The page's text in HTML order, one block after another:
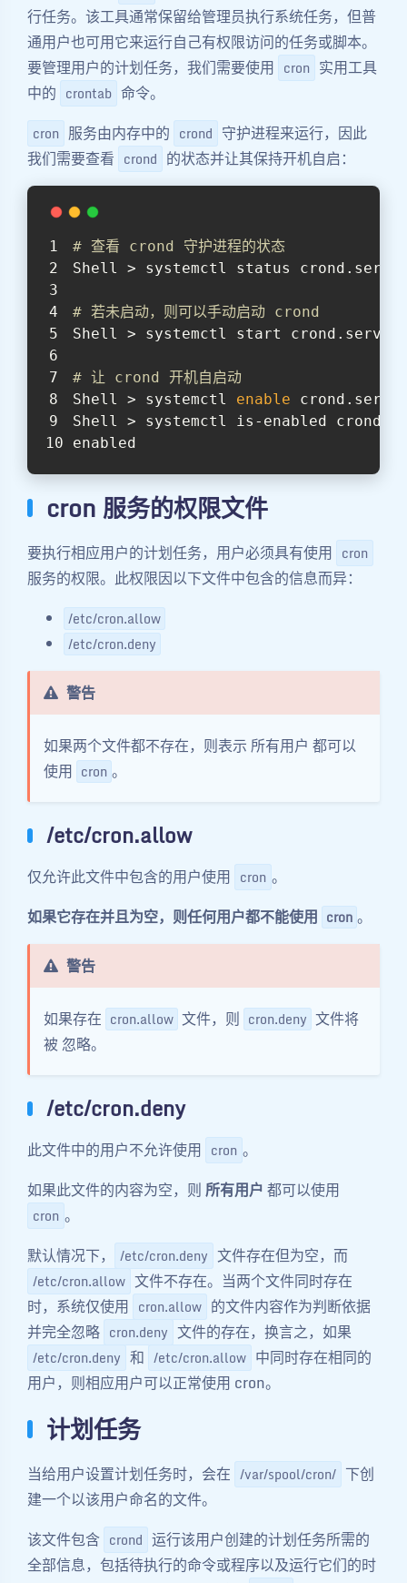
行任务。该工具通常保留给管理员执行系统任务，但普
通用户也可用它来运行自己有权限访问的任务或脚本。
要管理用户的计划任务，我们需要使用 cron 实用工具
中的 crontab 命令。
cron 服务由内存中的 crond 守护进程来运行，因此
我们需要查看 crond 的状态并让其保持开机自启：
# 查看 crond 守护进程的状态
Shell > systemctl status
# 若未启动，则可以手动启动 crond
Shell > systemctl start
# 让 crond 开机自启动
Shell > systemctl enable
Shell > systemctl is-enabled
enabled
cron 服务的权限文件
要执行相应用户的计划任务，用户必须具有使用 cron
服务的权限。此权限因以下文件中包含的信息而异：
/etc/cron.allow
/etc/cron.deny
警告
如果两个文件都不存在，则表示 所有用户 都可以
使用 cron 。
/etc/cron.allow
仅允许此文件中包含的用户使用 cron 。
如果它存在并且为空，则任何用户都不能使用 cron 。
警告
如果存在 cron.allow 文件，则 cron.deny 文件将
被 忽略。
/etc/cron.deny
此文件中的用户不允许使用 cron 。
如果此文件的内容为空，则所有用户都可以使用
cron 。
默认情况下，
/etc/cron.deny 文件存在但为空，而
/etc/cron.allow 文件不存在。当两个文件同时存在
时，系统仅使用 cron.allow 的文件内容作为判断依据
并完全忽略 cron.deny 文件的存在，换言之，如果
/etc/cron.deny 和 /etc/cron.allow 中同时存在相同的
用户，则相应用户可以正常使用 cron。
计划任务
当给用户设置计划任务时，会在 /var/spool/cron/ 下创
建一个以该用户命名的文件。
该文件包含 crond 运行该用户创建的计划任务所需的
全部信息，包括待执行的命令或程序以及运行它们的时